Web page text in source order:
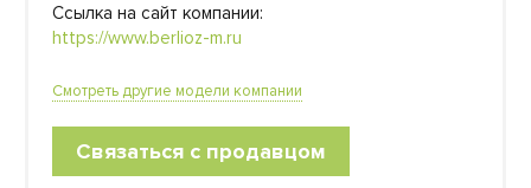
Ссылка на сайт компании:
https://www.berlioz-m.ru
Смотреть другие модели компании
Связаться с продавцом